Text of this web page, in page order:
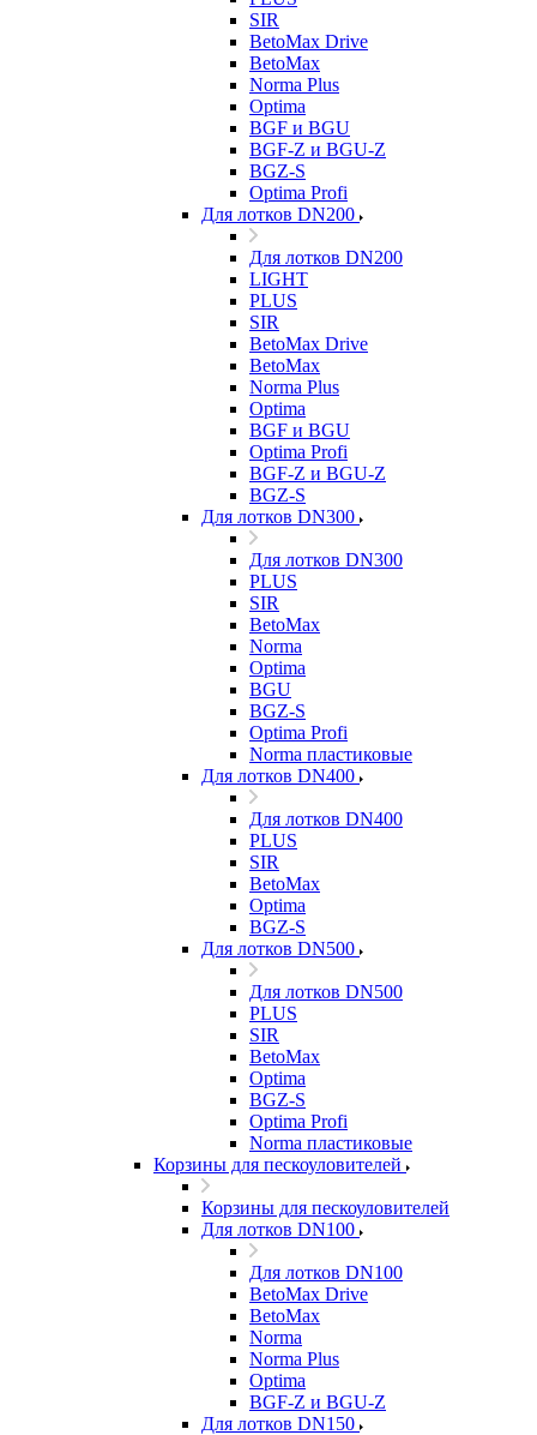
SIR
BetoMax Drive
BetoMax
Norma Plus
Optima
BGF и BGU
BGF-Z и BGU-Z
BGZ-S
Optima Profi
Для лотков DN200
Для лотков DN200
LIGHT
PLUS
SIR
BetoMax Drive
BetoMax
Norma Plus
Optima
BGF и BGU
Optima Profi
BGF-Z и BGU-Z
BGZ-S
Для лотков DN300
Для лотков DN300
PLUS
SIR
BetoMax
Norma
Optima
BGU
BGZ-S
Optima Profi
Norma пластиковые
Для лотков DN400
Для лотков DN400
PLUS
SIR
BetoMax
Optima
BGZ-S
Для лотков DN500
Для лотков DN500
PLUS
SIR
BetoMax
Optima
BGZ-S
Optima Profi
Norma пластиковые
Корзины для пескоуловителей
Корзины для пескоуловителей
Для лотков DN100
Для лотков DN100
BetoMax Drive
BetoMax
Norma
Norma Plus
Optima
BGF-Z и BGU-Z
Для лотков DN150